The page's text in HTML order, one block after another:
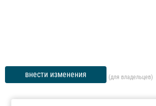
внести изменения (для владельцев)